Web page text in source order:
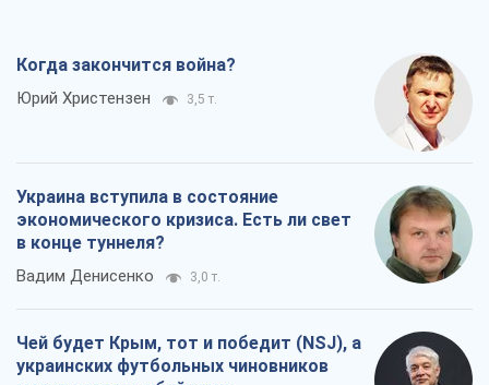
Когда закончится война?
Юрий Христензен 3,5 т.
Украина вступила в состояние
экономического кризиса. Есть ли свет
в конце туннеля?
Вадим Денисенко 3,0 т.
Чей будет Крым, тот и победит (NSJ), а
украинских футбольных чиновников